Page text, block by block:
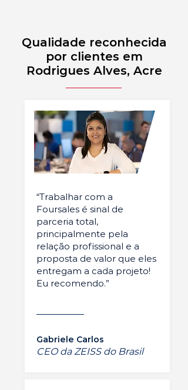
Qualidade reconhecida
por clientes em
Rodrigues Alves, Acre
“Trabalhar com a
Foursales é sinal de
parceria total,
principalmente pela
relação profissional e a
proposta de valor que eles
entregam a cada projeto!
Eu recomendo.”
Gabriele Carlos
CEO da ZEISS do Brasil